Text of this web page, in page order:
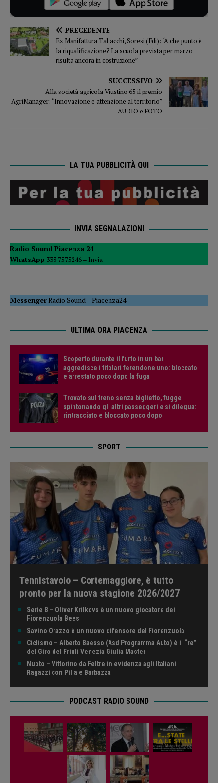
PRECEDENTE
Ex Manifattura Tabacchi, Soresi (Fdi): “A che punto è
la riqualificazione? La scuola prevista per marzo
risulta ancora in costruzione”
SUCCESSIVO
Alla società agricola Viustino 65 il premio
AgriManager: “Innovazione e attenzione al territorio”
– AUDIO e FOTO
LA TUA PUBBLICITÀ QUI
INVIA SEGNALAZIONI
Radio Sound Piacenza 24
WhatsApp 333 7575246 – Invia
MessengerRadio Sound –Piacenza24
ULTIMA ORA PIACENZA
Scoperto durante il furto in un bar
aggredisce i titolari ferendone uno: bloccato
e arrestato poco dopo la fuga
Trovato sul treno senza biglietto, fugge
spintonando gli altri passeggeri e si dilegua:
rintracciato e bloccato poco dopo
SPORT
Tennistavolo – Cortemaggiore, è tutto
pronto per la nuova stagione 2026/2027
Serie B – Oliver Krilkovs è un nuovo giocatore dei
Fiorenzuola Bees
Savino Orazzo è un nuovo difensore del Fiorenzuola
Ciclismo – Alberto Baesso (Asd Programma Auto) è il “re”
del Giro del Friuli Venezia Giulia Master
Nuoto – Vittorino da Feltre in evidenza agli Italiani
Ragazzi con Pilla e Barbazza
PODCAST RADIO SOUND